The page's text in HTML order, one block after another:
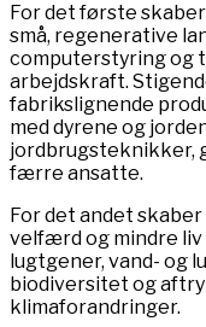
For det første
små, regenerative
computerstyring og
arbejdskraft.
fabrikslignende
med dyrene og
jordbrugsteknikker,
færre ansatte.
For det andet
velfærd og mindre liv
lugtgener, vand- og
biodiversitet og
klimaforandringer.